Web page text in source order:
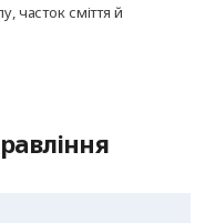
часток сміття й